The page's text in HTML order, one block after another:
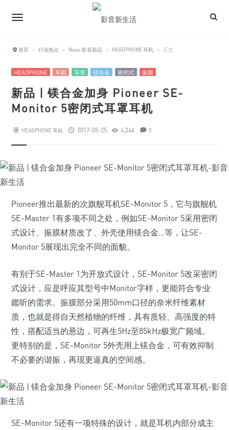
首页 › 行业热点 › News 影音新品 › HEADPHONE 耳机 › 正文
HEADPHONE 耳机 耳罩 镁合金 密闭式 振膜
新品 | 镁合金加身 Pioneer SE-
Monitor 5密闭式耳罩耳机
HEADPHONE 耳机 2017-05-25 4,246 0
Pioneer推出最新的次旗舰耳机SE-Monitor 5，它与旗舰机
SE-Master 1有多项不同之处，例如SE-Monitor 5采用密闭
式设计、振膜材质改了、外壳使用镁合金…等，让SE-
Monitor 5展现出完全不同的面貌。
有别于SE-Master 1为开放式设计，SE-Monitor 5改采密闭
式设计，应是呼应其型号中Monitor字样，更能符合专业
鑑听的需求。振膜部分采用50mm口径的奈米纤维素材
质，也就是得自天然植物的纤维，具有质轻、高强度的特
性，搭配适当的悬边，可再生5Hz至85kHz极宽广频域。
更特别的是，SE-Monitor 5外壳用上镁合金，可有效抑制
不必要的谐振，再现更逼真的空间感。
SE-Monitor 5还有一项特殊的设计，就是耳机内部分成主